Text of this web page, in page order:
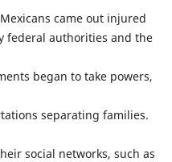
came out injured
federal authorities and the
began to take powers,
separating families.
social networks, such as